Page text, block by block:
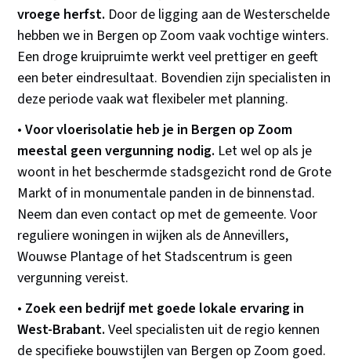
vroege herfst. Door de ligging aan de Westerschelde
hebben we in Bergen op Zoom vaak vochtige winters.
Een droge kruipruimte werkt veel prettiger en geeft
een beter eindresultaat. Bovendien zijn specialisten in
deze periode vaak wat flexibeler met planning.
•Voor vloerisolatie heb je in Bergen op Zoom
meestal geen vergunning nodig. Let wel op als je
woont in het beschermde stadsgezicht rond de Grote
Markt of in monumentale panden in de binnenstad.
Neem dan even contact op met de gemeente. Voor
reguliere woningen in wijken als de Annevillers,
Wouwse Plantage of het Stadscentrum is geen
vergunning vereist.
• Zoek een bedrijf met goede lokale ervaring in
West-Brabant. Veel specialisten uit de regio kennen
de specifieke bouwstijlen van Bergen op Zoom goed.